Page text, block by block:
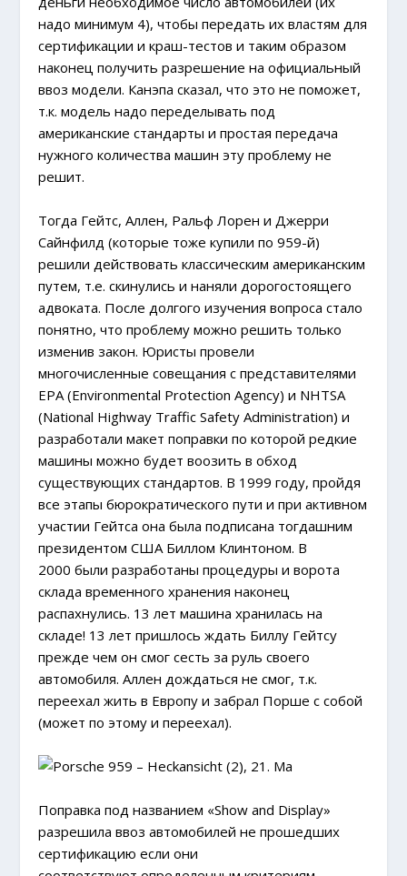
надо минимум 4), чтобы передать их властям для
сертификации и краш-тестов и таким образом
наконец получить разрешение на официальный
ввоз модели. Канэпа сказал, что это не поможет,
т.к. модель надо переделывать под
американские стандарты и простая передача
нужного количества машин эту проблему не
решит.
Тогда Гейтс, Аллен, Ральф Лорен и Джерри
Сайнфилд (которые тоже купили по 959-й)
решили действовать классическим американским
путем, т.е. скинулись и наняли дорогостоящего
адвоката. После долгого изучения вопроса стало
понятно, что проблему можно решить только
изменив закон. Юристы провели
многочисленные совещания с представителями
EPA (Environmental Protection Agency) и NHTSA
(National Highway Traffic Safety Administration) и
разработали макет поправки по которой редкие
машины можно будет воозить в обход
существующих стандартов. В 1999 году, пройдя
все этапы бюрократического пути и при активном
участии Гейтса она была подписана тогдашним
президентом США Биллом Клинтоном. В
2000 были разработаны процедуры и ворота
склада временного хранения наконец
распахнулись. 13 лет машина хранилась на
складе! 13 лет пришлось ждать Биллу Гейтсу
прежде чем он смог сесть за руль своего
автомобиля. Аллен дождаться не смог, т.к.
переехал жить в Европу и забрал Порше с собой
(может по этому и переехал).
Поправка под названием «Show and Display»
разрешила ввоз автомобилей не прошедших
сертификацию если они